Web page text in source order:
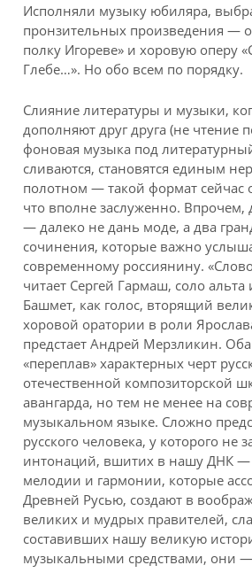
Исполняли музыку юбиляра,
пронзительных произведения —
полку Игореве» и хоровую оперу
Глебе…». Но обо всем по порядку.
Слияние литературы и музыки,
дополняют друг друга (не чтение
фоновая музыка под
сливаются, становятся единым
полотном — такой формат
что вполне заслуженно.
— далеко не дань моде, а два
сочинения, которые важно
современному россиянину.
читает Сергей Гармаш, соло
Башмет, как голос, вторящий
хоровой оратории в роли
предстает Андрей Мерзликин.
«переплав» характерных черт
отечественной композиторской
авангарда, но тем не менее на
музыкальном языке. Сложно
русского человека, у которого не
интонаций, вшитих в нашу ДНК —
мелодии и гармонии, которые
Древней Русью, создают в
великих и мудрых правителей,
составивших нашу великую
музыкальными средствами, они